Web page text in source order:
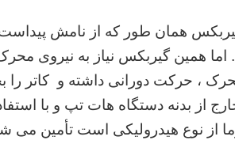
همان طور که از نامش
اما همین گیربکس نیاز به نیروی
محرک ، حرکت دورانی داشته و کاتر را
بدنه دستگاه هات تپ و با
از نوع هیدرولیکی است تأمین می